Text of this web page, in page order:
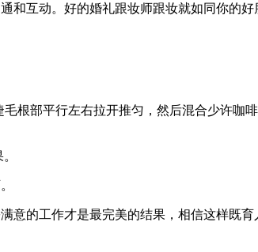
和互动。好的婚礼跟妆师跟妆就如同你的
根部平行左右拉开推匀，然后混合少许咖
意的工作才是最完美的结果，相信这样既